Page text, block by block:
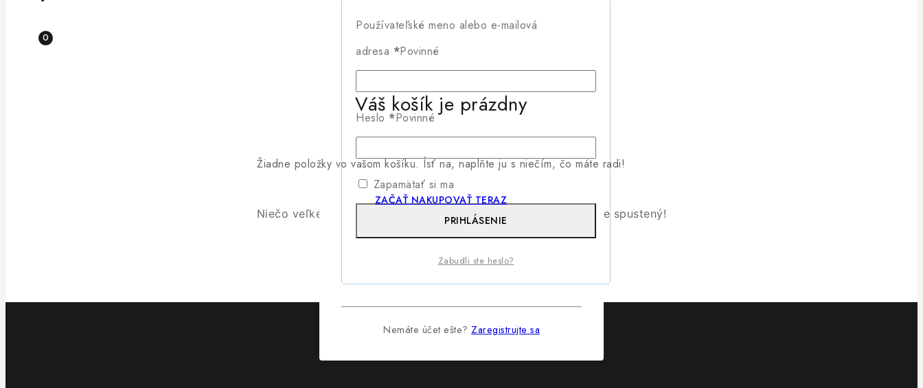
0
Veľké veci sú na obzore
Niečo veľké sa chystá! Náš obchod je vo vývoji a čoskoro bude spustený!
Používateľské meno alebo e-mailová
adresa *Povinné
Heslo *Povinné
Zapamätať si ma
PRIHLÁSENIE
Zabudli ste heslo?
Nemáte účet ešte? Zaregistrujte sa
Váš košík je prázdny
Žiadne položky vo vašom košíku. Ísť na, naplňte ju s niečím, čo máte radi!
ZAČAŤ NAKUPOVAŤ TERAZ